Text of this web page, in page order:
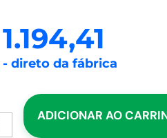
1.194,41
direto da fábrica
ADICIONAR AO